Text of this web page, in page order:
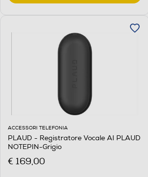
ACCESSORI TELEFONIA
PLAUD - Registratore Vocale AI PLAUD
NOTEPIN-Grigio
€ 169,00